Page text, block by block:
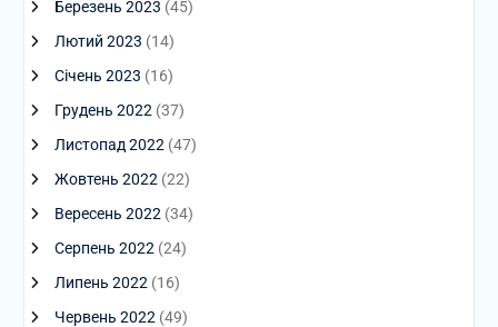
Березень 2023 (45)
Лютий 2023 (14)
Січень 2023 (16)
Грудень 2022 (37)
Листопад 2022 (47)
Жовтень 2022 (22)
Вересень 2022 (34)
Серпень 2022 (24)
Липень 2022 (16)
Червень 2022 (49)